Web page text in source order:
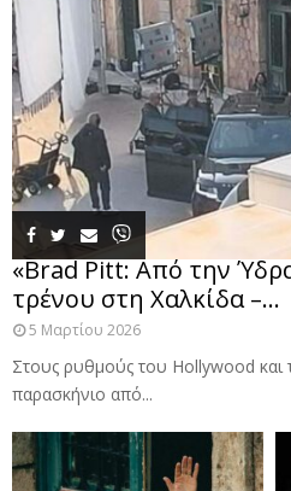
«Brad Pitt: Από την
τρένου στη Χαλκίδα –...
5 Μαρτίου 2026
Στους ρυθμούς του Hollywood
παρασκήνιο από...